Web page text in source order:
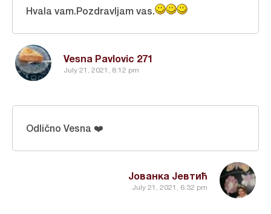
Vesna Pavlovic 271
July 21, 2021, 8:12 pm
Hvala vam.Pozdravljam vas.
Јованка Јевтић
July 21, 2021, 6:32 pm
Odlično Vesna ❤️